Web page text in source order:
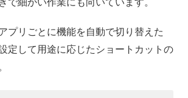
プリごとに機能を自動で切り替えた
定して用途に応じたショートカットの